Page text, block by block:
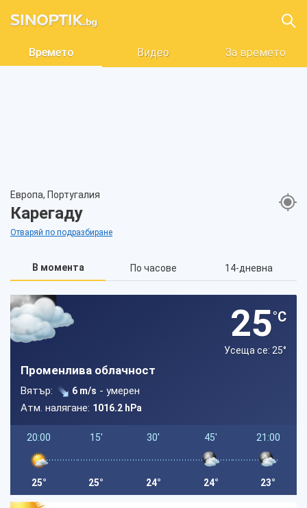
Времето Видео За времето
Европа, Португалия
Карегаду
Отваряй по подразбиране
В момента По часове 14-дневна
25°C
Усеща се: 25°
Променлива облачност
Вятър: 6 m/s - умерен
Атм. налягане: 1016.2 hPa
20:00
25°
15'
25°
30'
24°
45'
24°
21:00
23°